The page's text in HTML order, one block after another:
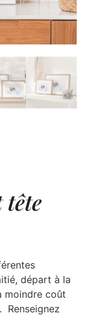
tête
départ à la
moindre coût
Renseignez